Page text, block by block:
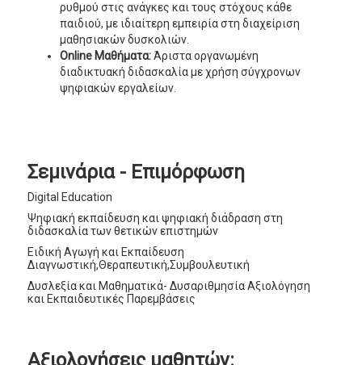
ρυθμού στις ανάγκες και τους στόχους κάθε
παιδιού, με ιδιαίτερη εμπειρία στη διαχείριση
μαθησιακών δυσκολιών.
Online Μαθήματα:Άριστα οργανωμένη
διαδικτυακή διδασκαλία με χρήση σύγχρονων
ψηφιακών εργαλείων.
Σεμινάρια - Επιμόρφωση
Digital Education
Ψηφιακή εκπαίδευση και ψηφιακή διάδραση στη
διδασκαλία των θετικών επιστημών
Ειδική Αγωγή και Εκπαίδευση
Διαγνωστική,Θεραπευτική,Συμβουλευτική
Δυσλεξία και Μαθηματικά- Δυσαριθμησία Αξιολόγηση
και Εκπαιδευτικές Παρεμβάσεις
Αξιολογήσεις μαθητών: